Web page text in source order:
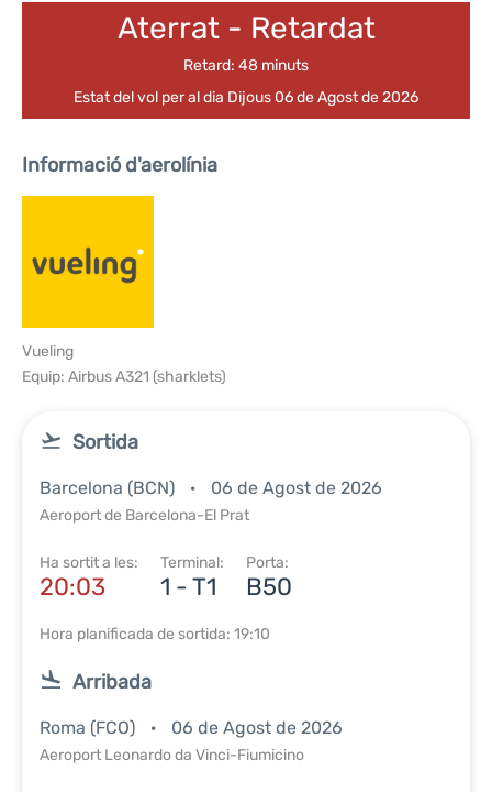
Aterrat - Retardat
Retard: 48 minuts
Estat del vol per al dia Dijous 06 de Agost de 2026
Informació d'aerolínia
Vueling
Equip: Airbus A321 (sharklets)
Sortida
Barcelona (BCN) 06 de Agost de 2026
Aeroport de Barcelona-El Prat
Ha sortit a les:
20:03
Terminal:
1 - T1
Porta:
B50
Hora planificada de sortida: 19:10
Arribada
Roma (FCO) 06 de Agost de 2026
Aeroport Leonardo da Vinci-Fiumicino